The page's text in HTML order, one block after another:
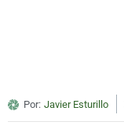
Por: Javier Esturillo